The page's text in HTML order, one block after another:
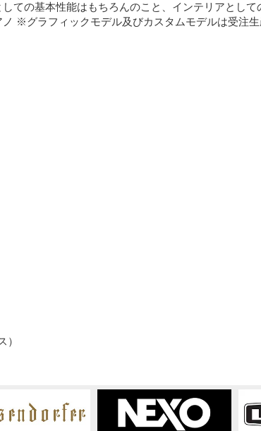
しての基本性能はもちろんのこと、インテリアとし
ノ ※グラフィックモデル及びカスタムモデルは受注生
）
ッ